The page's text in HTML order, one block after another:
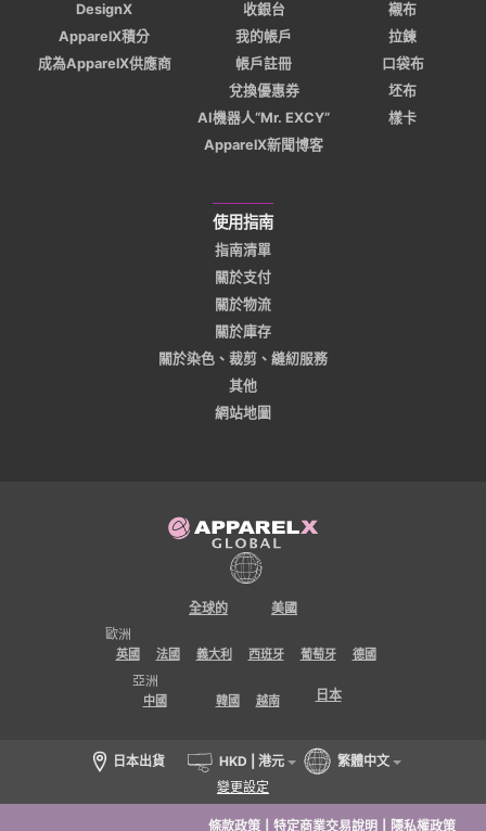
DesignX
ApparelX積分
成為ApparelX供應商
收銀台
我的帳戶
帳戶註冊
兌換優惠券
AI機器人“Mr. EXCY”
ApparelX新聞博客
襯布
拉鍊
口袋布
坯布
樣卡
使用指南
指南清單
關於支付
關於物流
關於庫存
關於染色、裁剪、縫紉服務
其他
網站地圖
全球的
美國
歐洲
英國 法國 義大利 西班牙 葡萄牙 德國
亞洲
中國 韓國 越南 日本
日本出貨 HKD | 港元
繁體中文
變更設定
條款政策 特定商業交易說明 隱私權政策